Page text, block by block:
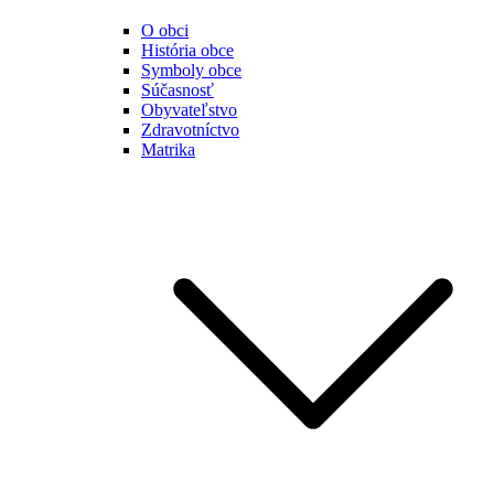
O obci
História obce
Symboly obce
Súčasnosť
Obyvateľstvo
Zdravotníctvo
Matrika